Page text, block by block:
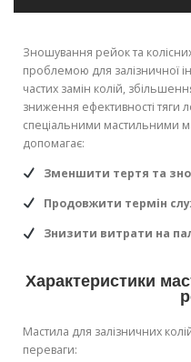
Зношування рейок та
проблемою для залізничної
частих замін колій,
зниження ефективності тяги
спеціальними мастильними
допомагає:
Зменшити тертя та
Продовжити термін
Знизити витрати на
Характеристики
Мастила для залізничних
переваги: